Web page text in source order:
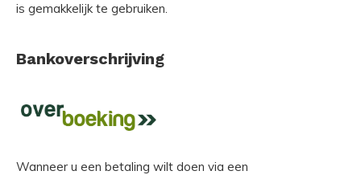
is gemakkelijk te gebruiken.
Bankoverschrijving
Wanneer u een betaling wilt doen via een